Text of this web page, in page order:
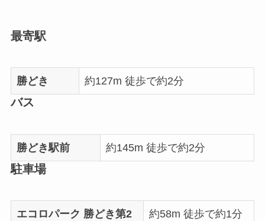
最寄駅
勝どき 約127m 徒歩で約2分
バス
勝どき駅前 約145m 徒歩で約2分
駐車場
エコロパーク 勝どき第2 約58m 徒歩で約1分